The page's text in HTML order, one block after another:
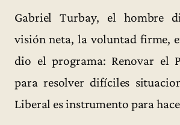
Gabriel Turbay, el hombre
visión neta, la voluntad firme,
dio el programa: Renovar el
para resolver difíciles
Liberal es instrumento para